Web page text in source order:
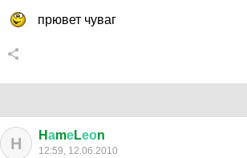
прювет чуваг
H HаmеLеоn
12:59, 12.06.2010